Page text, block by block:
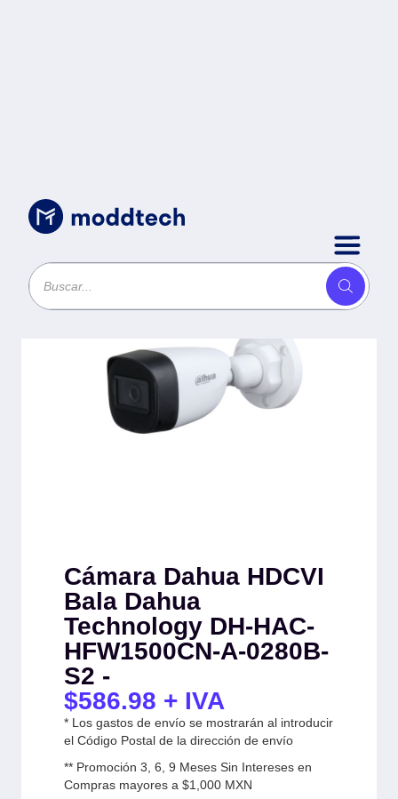
Video Vigilancia/Cámara Dahua HDCVI Bala
HFW1500CN-A-0280B-S2 -
Cámara Dahua HDCVI
Bala Dahua
Technology DH-HAC-
HFW1500CN-A-0280B-
S2 -
$586.98 + IVA
* Los gastos de envío se mostrarán al introducir
el Código Postal de la dirección de envío
** Promoción 3, 6, 9 Meses Sin Intereses en
Compras mayores a $1,000 MXN